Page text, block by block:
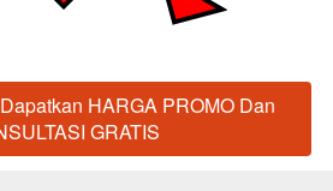
HARGA PROMO Dan
GRATIS